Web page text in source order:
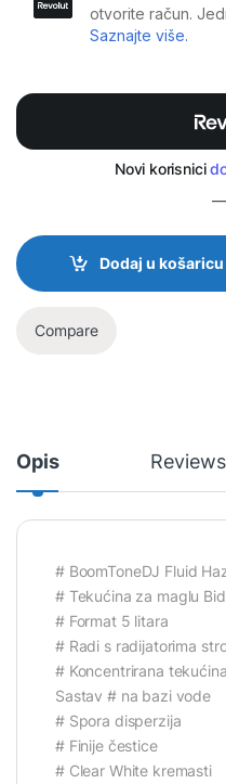
—
Dodaj u košaricu
Compare
Opis Reviews
# BoomToneDJ Fluid
# Tekućina za maglu
# Format 5 litara
# Radi s radijatorima
# Koncentrirana
Sastav # na bazi vode
# Spora disperzija
# Finije čestice
# Clear White kremasti